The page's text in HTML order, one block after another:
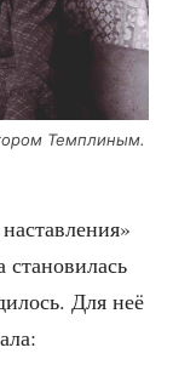
Тем­пли­ным.
Для неё